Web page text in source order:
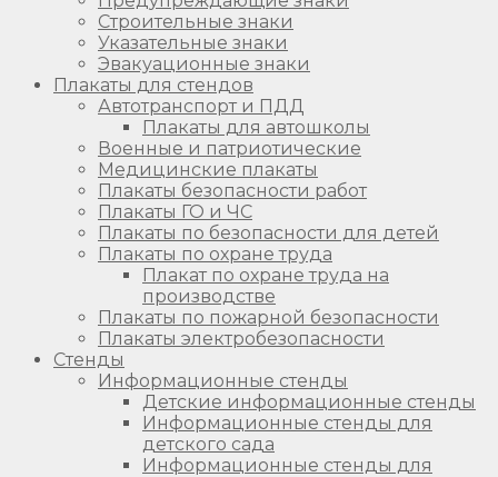
Строительные знаки
Указательные знаки
Эвакуационные знаки
Плакаты для стендов
Автотранспорт и ПДД
Плакаты для автошколы
Военные и патриотические
Медицинские плакаты
Плакаты безопасности работ
Плакаты ГО и ЧС
Плакаты по безопасности для детей
Плакаты по охране труда
Плакат по охране труда на
производстве
Плакаты по пожарной безопасности
Плакаты электробезопасности
Стенды
Информационные стенды
Детские информационные стенды
Информационные стенды для
детского сада
Информационные стенды для